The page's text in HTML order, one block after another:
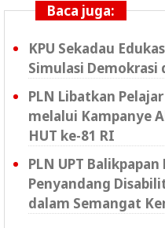
Baca juga:
KPU Sekadau
Simulasi Demokrasi
PLN Libatkan
melalui Kampanye
HUT ke-81 RI
PLN UPT
Penyandang
dalam Semangat